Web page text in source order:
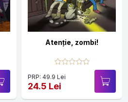
Atenție, zombi!
PRP: 49.9 Lei
24.5 Lei